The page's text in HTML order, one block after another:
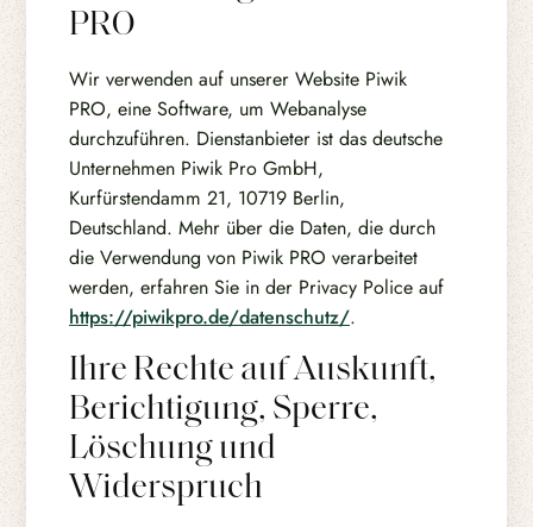
PRO
Wir verwenden auf unserer Website Piwik
PRO, eine Software, um Webanalyse
durchzuführen. Dienstanbieter ist das deutsche
Unternehmen Piwik Pro GmbH,
Kurfürstendamm 21, 10719 Berlin,
Deutschland. Mehr über die Daten, die durch
die Verwendung von Piwik PRO verarbeitet
werden, erfahren Sie in der Privacy Police auf
https://piwikpro.de/datenschutz/.
Ihre Rechte auf Auskunft,
Berichtigung, Sperre,
Löschung und
Widerspruch